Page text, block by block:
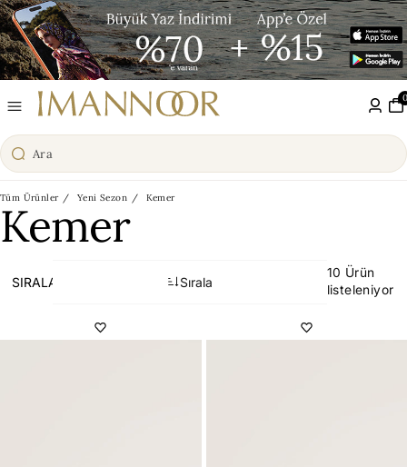
Tüm Ürünler Yeni Sezon Kemer
Kemer
SIRALA Sırala
10 Ürün
listeleniyor